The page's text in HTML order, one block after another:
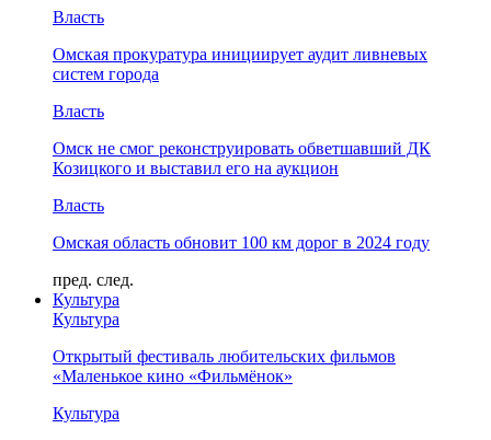
Власть
Омская прокуратура инициирует аудит ливневых
систем города
Власть
Омск не смог реконструировать обветшавший ДК
Козицкого и выставил его на аукцион
Власть
Омская область обновит 100 км дорог в 2024 году
пред. след.
Культура
Культура
Открытый фестиваль любительских фильмов
«Маленькое кино «Фильмёнок»
Культура